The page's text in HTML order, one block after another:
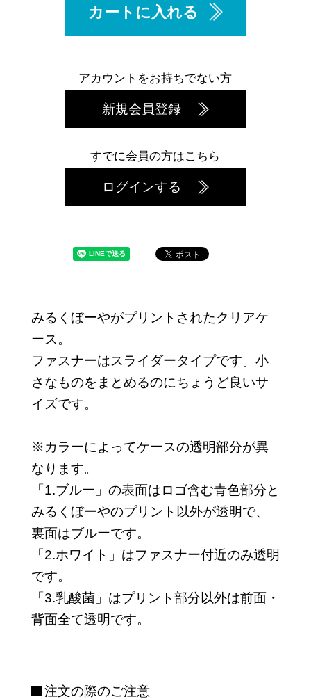
カートに入れる
アカウントをお持ちでない方
新規会員登録
すでに会員の方はこちら
ログインする
みるくぼーやがプリントされたクリアケ
ース。
ファスナーはスライダータイプです。小
さなものをまとめるのにちょうど良いサ
イズです。
※カラーによってケースの透明部分が異
なります。
「1.ブルー」の表面はロゴ含む青色部分と
みるくぼーやのプリント以外が透明で、
裏面はブルーです。
「2.ホワイト」はファスナー付近のみ透明
です。
「3.乳酸菌」はプリント部分以外は前面・
背面全て透明です。
注文の際のご注意